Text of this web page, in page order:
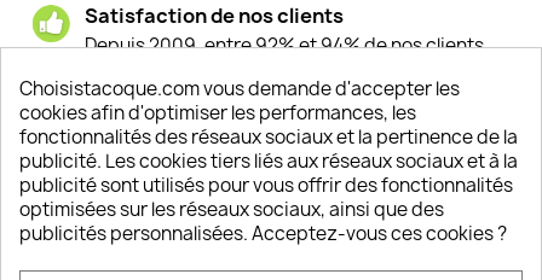
Satisfaction de nos clients
Depuis 2009, entre 92% et 94% de nos clients
Un SAV à votre écoute
Notre SAV est disponible 6/7J de 10h à 18H
Choisistacoque.com vous demande d'accepter les
cookies afin d'optimiser les performances, les
fonctionnalités des réseaux sociaux et la pertinence de la
publicité. Les cookies tiers liés aux réseaux sociaux et à la
publicité sont utilisés pour vous offrir des fonctionnalités
optimisées sur les réseaux sociaux, ainsi que des
publicités personnalisées. Acceptez-vous ces cookies ?